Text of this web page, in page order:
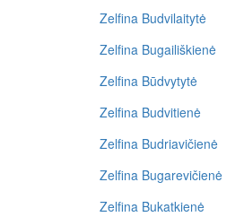
Zelfina Budvilaitytė
Zelfina Bugailiškienė
Zelfina Būdvytytė
Zelfina Budvitienė
Zelfina Budriavičienė
Zelfina Bugarevičienė
Zelfina Bukatkienė